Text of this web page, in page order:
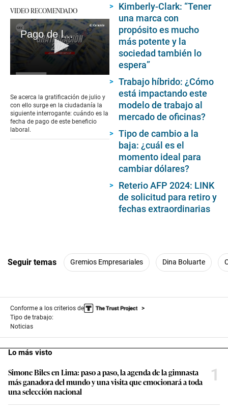
VIDEO RECOMENDADO
Pago de la Gratificación 2024: ¿Cómo calcularla y cuándo se paga?
of
2
minutes,
20
seconds
Se acerca la gratificación de julio y
con ello surge en la ciudadanía la
siguiente interrogante: cuándo es la
fecha de pago de este beneficio
laboral.
Kimberly-Clark: “Tener
una marca con
propósito es mucho
más potente y la
sociedad también lo
espera”
Trabajo híbrido: ¿Cómo
está impactando este
modelo de trabajo al
mercado de oficinas?
Tipo de cambio a la
baja: ¿cuál es el
momento ideal para
cambiar dólares?
Reterio AFP 2024: LINK
de solicitud para retiro y
fechas extraordinarias
Seguir temas Gremios Empresariales Dina Boluarte
Conforme a los criterios de
Tipo de trabajo:
Noticias
Lo más visto
Simone Biles en Lima: paso a paso, la agenda de la gimnasta
más ganadora del mundo y una visita que emocionará a toda
una selección nacional
1